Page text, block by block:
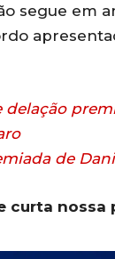
segue em
de
curta nossa